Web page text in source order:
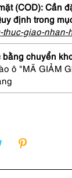
(COD): Cần
định trong
giao-nhan-
chuyển
ô "MÃ GIẢM